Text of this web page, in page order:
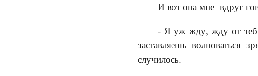
И вот она мне вдруг
- Я уж жду, жду от
заставляешь
случилось.